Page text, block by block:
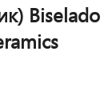
Biselado